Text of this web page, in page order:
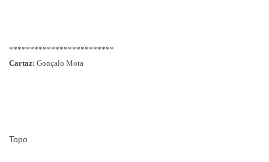
*************************
Cartaz: Gonçalo Mota
Topo